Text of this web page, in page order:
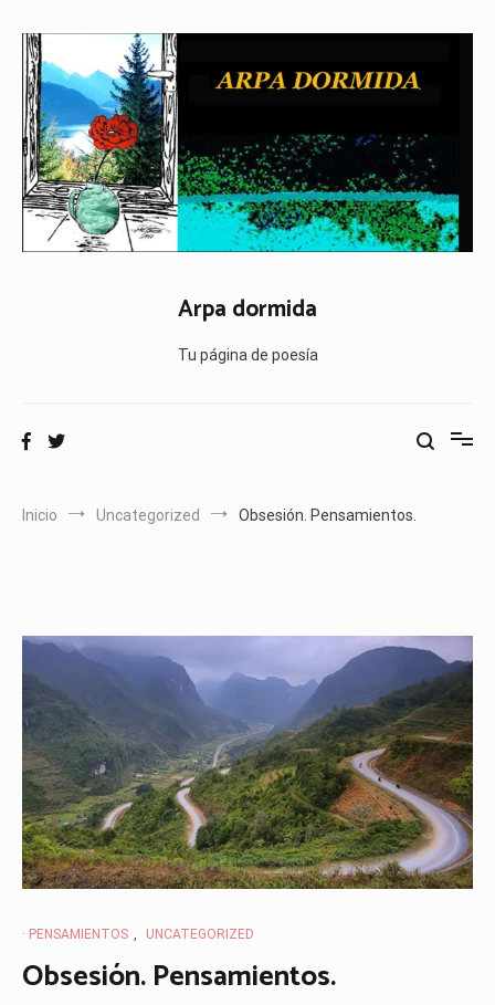
contenido
Arpa dormida
Tu página de poesía
Inicio Uncategorized Obsesión. Pensamientos.
· PENSAMIENTOS , UNCATEGORIZED
Obsesión. Pensamientos.